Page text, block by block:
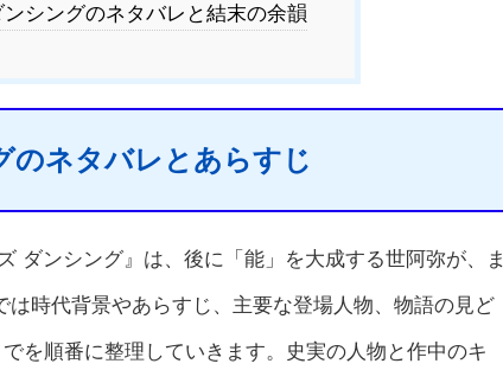
シングのネタバレと結末の余韻
のネタバレとあらすじ
ダンシング』は、後に「能」を大成する世阿弥が、ま
時代背景やあらすじ、主要な登場人物、物語の見ど
を順番に整理していきます。史実の人物と作中のキ